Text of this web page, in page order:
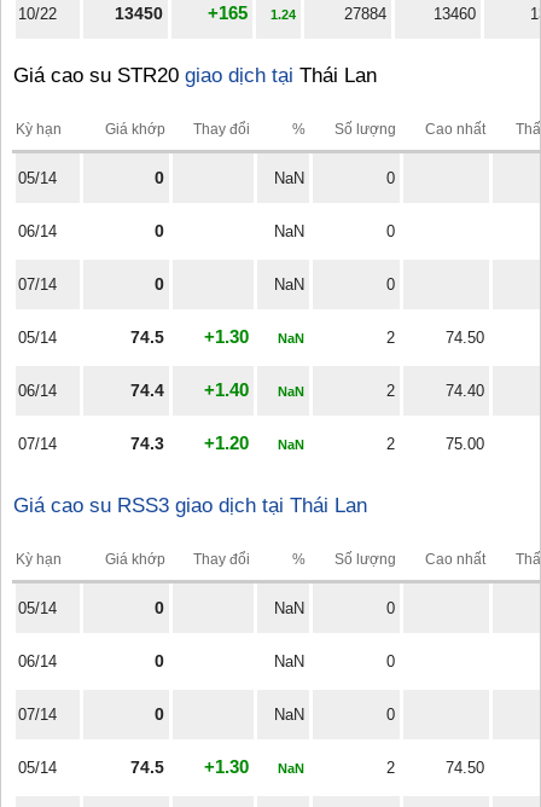
10/22 13450 +165 1.24 27884 13460
Giá cao su STR20 giao dịch tại Thái Lan
Kỳ hạn Giá khớp Thay đổi % Số lượng Cao nhất
05/14 0 NaN 0
06/14 0 NaN 0
07/14 0 NaN 0
05/14 74.5 +1.30 NaN 2 74.50
06/14 74.4 +1.40 NaN 2 74.40
07/14 74.3 +1.20 NaN 2 75.00
Giá cao su RSS3 giao dịch tại Thái Lan
Kỳ hạn Giá khớp Thay đổi % Số lượng Cao nhất
05/14 0 NaN 0
06/14 0 NaN 0
07/14 0 NaN 0
05/14 74.5 +1.30 NaN 2 74.50